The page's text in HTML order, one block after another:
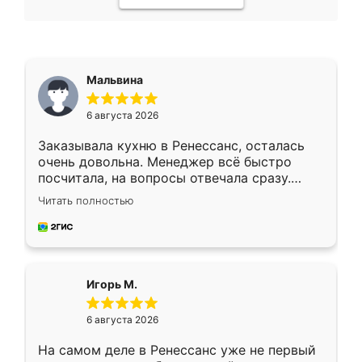
Мальвина
6 августа 2026
Заказывала кухню в Ренессанс, осталась
очень довольна. Менеджер всё быстро
посчитала, на вопросы отвечала сразу.
Замерщик приехал в субботу, подошёл к
делу со всей ответственностью. Собрали
за день, ребята работали аккуратно, даже
Читать полностью
Игорь М.
6 августа 2026
На самом деле в Ренессанс уже не первый